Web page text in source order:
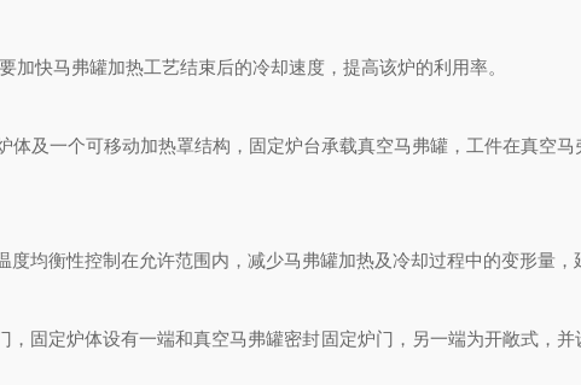
快马弗罐加热工艺结束后的冷却速度，提高该炉的利用率。
一个可移动加热罩结构，固定炉台承载真空马弗罐，工件在真空马
衡性控制在允许范围内，减少马弗罐加热及冷却过程中的变形量，
定炉体设有一端和真空马弗罐密封固定炉门，另一端为开敞式，并